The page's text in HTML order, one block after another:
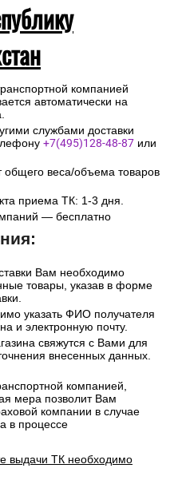
компанией
автоматически на
службами доставки
+7(495)128-48-87 или
общего веса/объема товаров
приема ТК: 1-3 дня.
— бесплатно
Вам необходимо
товары, указав в форме
указать ФИО получателя
и электронную почту.
свяжутся с Вами для
внесенных данных.
компанией,
мера позволит Вам
компании в случае
в процессе
выдачи ТК необходимо